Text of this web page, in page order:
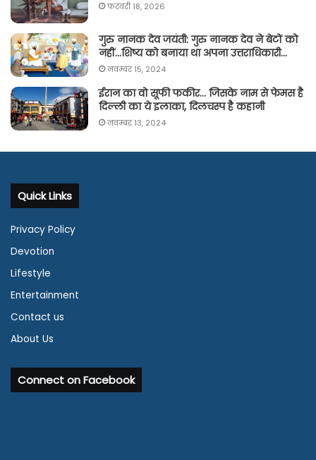
फ़रवरी 18, 2026
गुरु नानक देव जयंती: गुरु नानक देव ने बेटों को
नहीं…शिष्य को बनाया था अपना उत्तराधिकारी…
नवम्बर 15, 2024
ईरान का वो सूफी फकीर… जिसके नाम से फेमस है
दिल्ली का ये इलाका, दिलचस्प है कहानी
नवम्बर 13, 2024
Quick Links
Privacy Policy
Devotion
Lifestyle
Entertainment
Contact us
About Us
Connect on Facebook